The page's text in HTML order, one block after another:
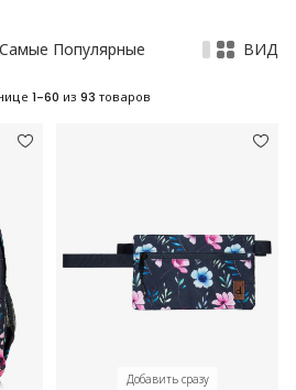
Самые Популярные ВИД
1-60 из 93 товаров
Добавить сразу